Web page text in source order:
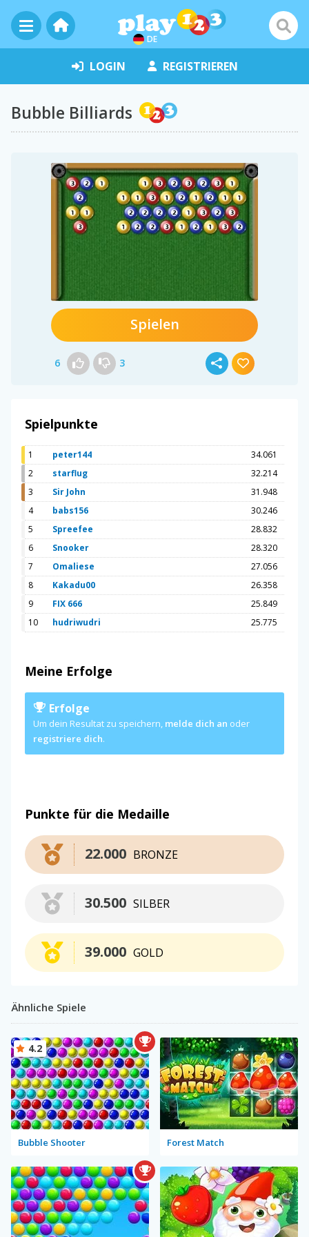
DE
LOGIN REGISTRIEREN
Bubble Billiards
Spielen
6 3
Spielpunkte
1 peter144
34.061
2
starflug
32.214
3
Sir John
31.948
4
babs156
30.246
5
Spreefee
28.832
6
Snooker
28.320
7
Omaliese
27.056
8
Kakadu00
26.358
9
FIX 666
25.849
10
hudriwudri 25.775
Meine Erfolge
Erfolge
Um dein Resultat zu speichern, melde dich an oder
registriere dich.
Punkte für die Medaille
BRONZE
22.000
SILBER
30.500
GOLD
39.000
Ähnliche Spiele
Bubble Shooter
4.2
Forest Match